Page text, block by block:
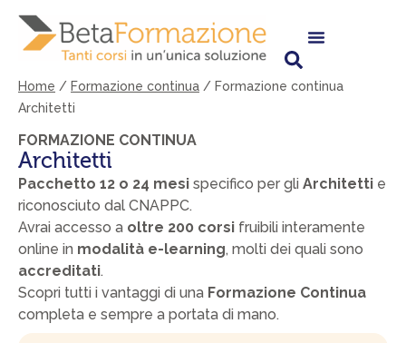
contenuto
Home / Formazione continua / Formazione continua
Architetti
FORMAZIONE CONTINUA
Architetti
Pacchetto 12 o 24 mesi specifico per gli Architetti e
riconosciuto dal CNAPPC.
Avrai accesso a oltre 200 corsi fruibili interamente
online in modalità e-learning, molti dei quali sono
accreditati.
Scopri tutti i vantaggi di una Formazione Continua
completa e sempre a portata di mano.